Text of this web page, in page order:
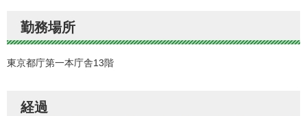
勤務場所
東京都庁第一本庁舎13階
経過